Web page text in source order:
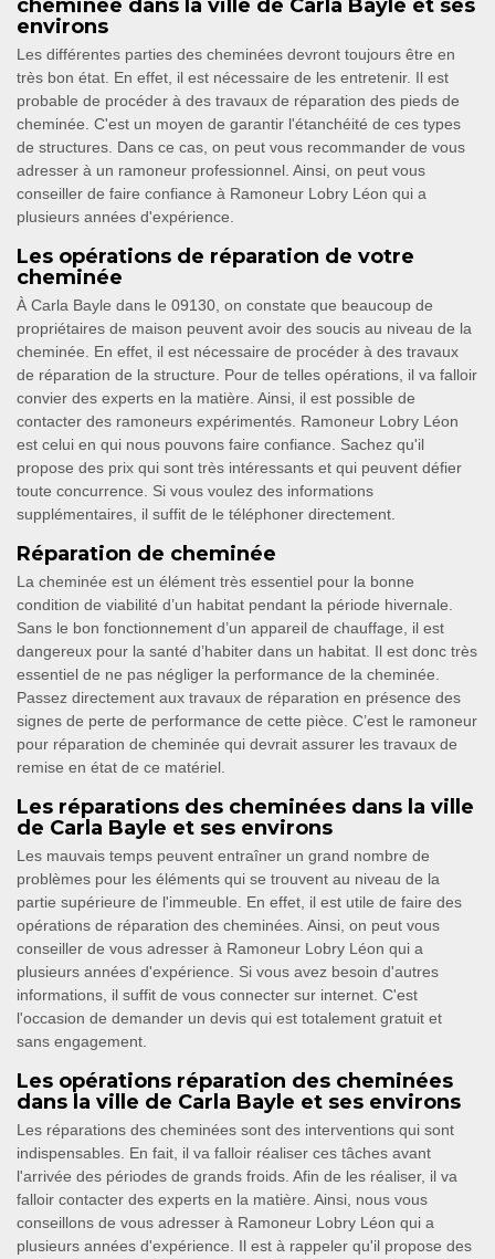
cheminée dans la ville de Carla Bayle et ses
environs
Les différentes parties des cheminées devront toujours être en
très bon état. En effet, il est nécessaire de les entretenir. Il est
probable de procéder à des travaux de réparation des pieds de
cheminée. C'est un moyen de garantir l'étanchéité de ces types
de structures. Dans ce cas, on peut vous recommander de vous
adresser à un ramoneur professionnel. Ainsi, on peut vous
conseiller de faire confiance à Ramoneur Lobry Léon qui a
plusieurs années d'expérience.
Les opérations de réparation de votre
cheminée
À Carla Bayle dans le 09130, on constate que beaucoup de
propriétaires de maison peuvent avoir des soucis au niveau de la
cheminée. En effet, il est nécessaire de procéder à des travaux
de réparation de la structure. Pour de telles opérations, il va falloir
convier des experts en la matière. Ainsi, il est possible de
contacter des ramoneurs expérimentés. Ramoneur Lobry Léon
est celui en qui nous pouvons faire confiance. Sachez qu'il
propose des prix qui sont très intéressants et qui peuvent défier
toute concurrence. Si vous voulez des informations
supplémentaires, il suffit de le téléphoner directement.
Réparation de cheminée
La cheminée est un élément très essentiel pour la bonne
condition de viabilité d’un habitat pendant la période hivernale.
Sans le bon fonctionnement d’un appareil de chauffage, il est
dangereux pour la santé d’habiter dans un habitat. Il est donc très
essentiel de ne pas négliger la performance de la cheminée.
Passez directement aux travaux de réparation en présence des
signes de perte de performance de cette pièce. C’est le ramoneur
pour réparation de cheminée qui devrait assurer les travaux de
remise en état de ce matériel.
Les réparations des cheminées dans la ville
de Carla Bayle et ses environs
Les mauvais temps peuvent entraîner un grand nombre de
problèmes pour les éléments qui se trouvent au niveau de la
partie supérieure de l'immeuble. En effet, il est utile de faire des
opérations de réparation des cheminées. Ainsi, on peut vous
conseiller de vous adresser à Ramoneur Lobry Léon qui a
plusieurs années d'expérience. Si vous avez besoin d'autres
informations, il suffit de vous connecter sur internet. C'est
l'occasion de demander un devis qui est totalement gratuit et
sans engagement.
Les opérations réparation des cheminées
dans la ville de Carla Bayle et ses environs
Les réparations des cheminées sont des interventions qui sont
indispensables. En fait, il va falloir réaliser ces tâches avant
l'arrivée des périodes de grands froids. Afin de les réaliser, il va
falloir contacter des experts en la matière. Ainsi, nous vous
conseillons de vous adresser à Ramoneur Lobry Léon qui a
plusieurs années d'expérience. Il est à rappeler qu'il propose des